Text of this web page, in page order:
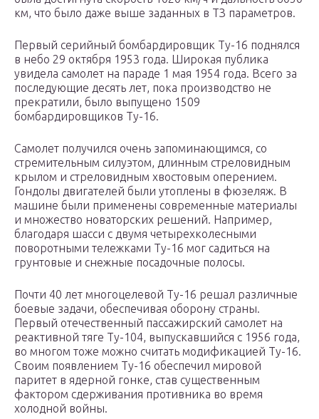
км, что было даже выше заданных в ТЗ параметров.
Первый серийный бомбардировщик Ту-16 поднялся
в небо 29 октября 1953 года. Широкая публика
увидела самолет на параде 1 мая 1954 года. Всего за
последующие десять лет, пока производство не
прекратили, было выпущено 1509
бомбардировщиков Ту-16.
Самолет получился очень запоминающимся, со
стремительным силуэтом, длинным стреловидным
крылом и стреловидным хвостовым оперением.
Гондолы двигателей были утоплены в фюзеляж. В
машине были применены современные материалы
и множество новаторских решений. Например,
благодаря шасси с двумя четырехколесными
поворотными тележками Ту-16 мог садиться на
грунтовые и снежные посадочные полосы.
Почти 40 лет многоцелевой Ту-16 решал различные
боевые задачи, обеспечивая оборону страны.
Первый отечественный пассажирский самолет на
реактивной тяге Ту-104, выпускавшийся с 1956 года,
во многом тоже можно считать модификацией Ту-16.
Своим появлением Ту-16 обеспечил мировой
паритет в ядерной гонке, став существенным
фактором сдерживания противника во время
холодной войны.